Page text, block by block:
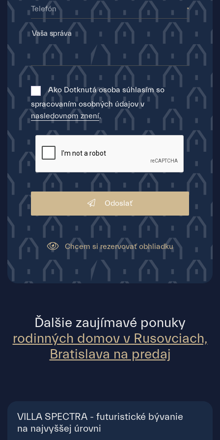
Telefón
Ako Dotknutá osoba súhlasím so
spracovaním osobných údajov v
nasledovnom znení.
Odoslať
Chcem si rezervovať obhliadku
Ďalšie zaujímavé ponuky
rodinných domov v Rusovciach,
Bratislava na predaj
VILLA SPECTRA - futuristické bývanie
na najvyššej úrovni